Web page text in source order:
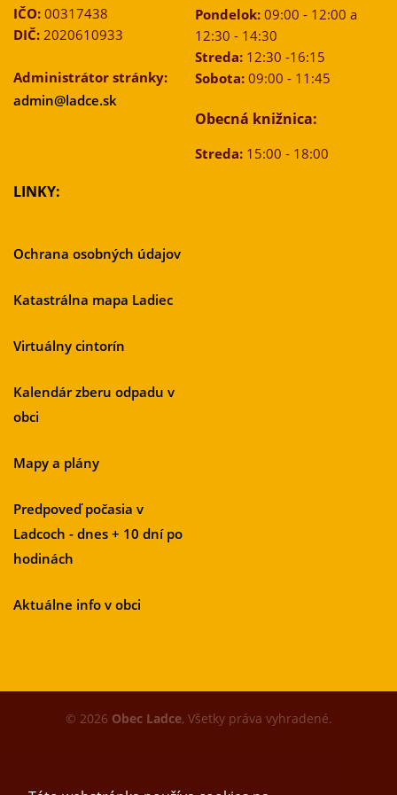
IČO: 00317438
DIČ: 2020610933
Administrátor stránky:
admin@ladce.sk
Pondelok:09:00 - 12:00 a
12:30 - 14:30
Streda:12:30 -16:15
Sobota:09:00 - 11:45
Obecná knižnica:
Streda:15:00 - 18:00
LINKY:
Ochrana osobných údajov
Katastrálna mapa Ladiec
Virtuálny cintorín
Kalendár zberu odpadu v
obci
Mapy a plány
Predpoveď počasia v
Ladcoch - dnes + 10 dní po
hodinách
Aktuálne info v obci
© 2026 Obec Ladce, Všetky práva vyhradené.